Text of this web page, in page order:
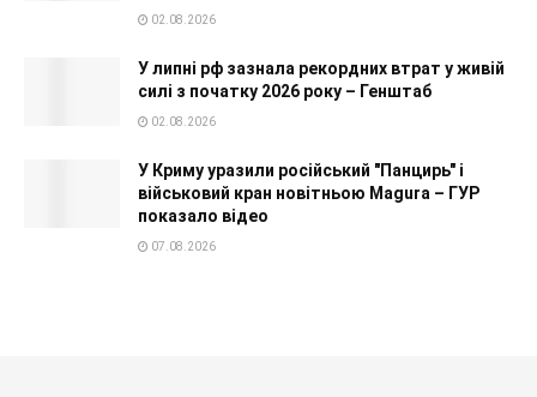
02.08.2026
У липні рф зазнала рекордних втрат у живій
силі з початку 2026 року – Генштаб
02.08.2026
У Криму уразили російський "Панцирь" і
військовий кран новітньою Magura – ГУР
показало відео
07.08.2026